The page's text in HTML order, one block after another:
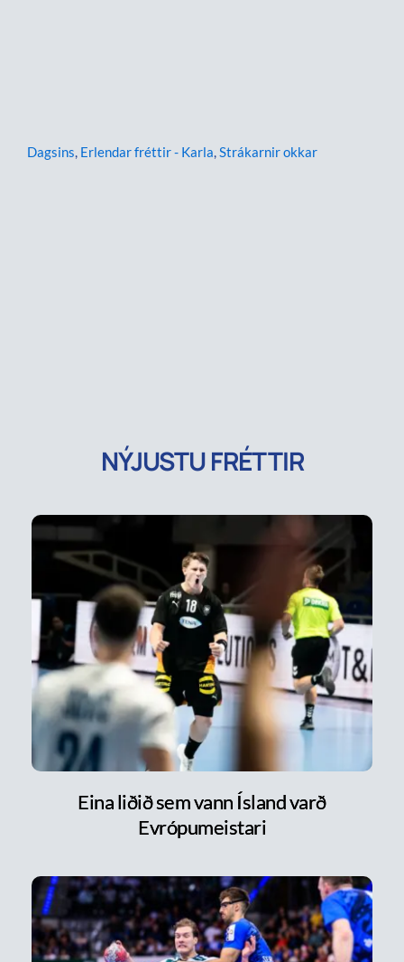
Dagsins, Erlendar fréttir - Karla,Strákarnir okkar
NÝJUSTU FRÉTTIR
Eina liðið sem vann Ísland varð
Evrópumeistari